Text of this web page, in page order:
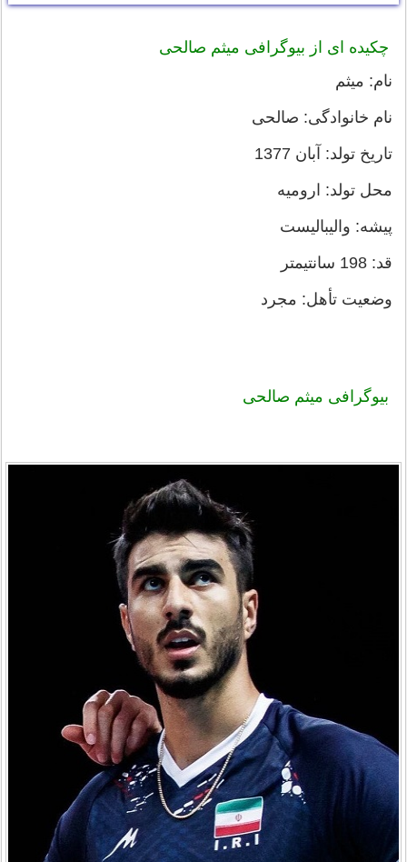
چکیده ای از بیوگرافی میثم صالحی
نام: میثم
نام خانوادگی: صالحی
تاریخ تولد: آبان 1377
محل تولد: ارومیه
پیشه: والیبالیست
قد: 198 سانتیمتر
وضعیت تأهل: مجرد
بیوگرافی میثم صالحی